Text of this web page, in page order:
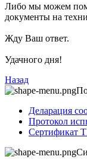
Либо мы можем
документы на
Жду Ваш ответ.
Удачного дня!
Назад
Деларация
Протокол
Сертификат